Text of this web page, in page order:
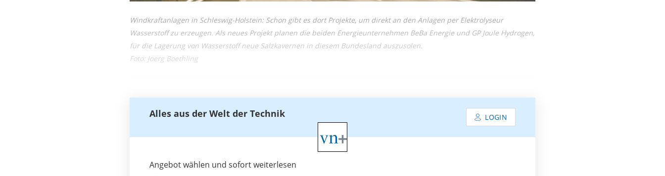
Windkraftanlagen in Schleswig-Holstein: Schon gibt es dort Projekte, um direkt an den Anlagen per Elektrolyseur
Wasserstoff zu erzeugen. Als neues Projekt planen die beiden Energieunternehmen BeBa Energie und GP Joule Hydrogen,
für die Lagerung von Wasserstoff neue Salzkavernen in diesem Bundesland auszusolen.
Foto: Joerg Boethling
Alles aus der Welt der Technik LOGIN
Angebot wählen und sofort weiterlesen